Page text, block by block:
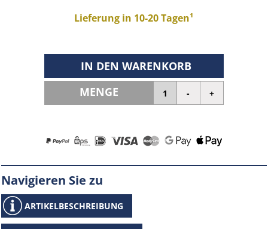
Lieferung in 10-20 Tagen¹
IN DEN WARENKORB
MENGE
Navigieren Sie zu
ARTIKELBESCHREIBUNG